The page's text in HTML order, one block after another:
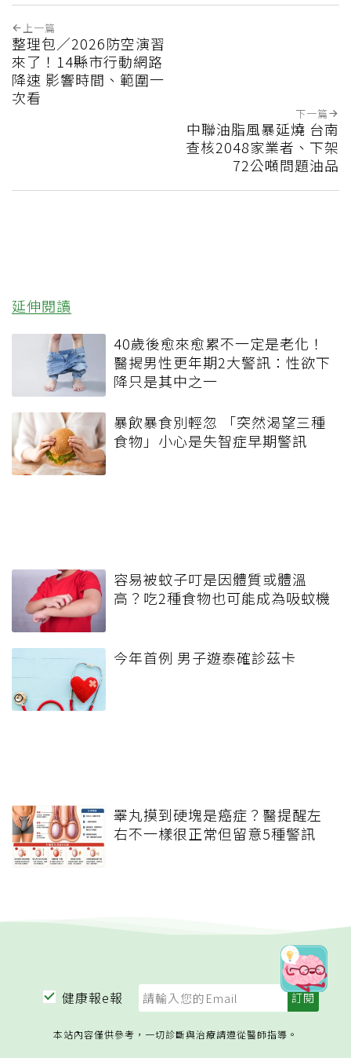
上一篇
整理包／2026防空演習
來了！14縣市行動網路
降速 影響時間、範圍一
次看
下一篇
中聯油脂風暴延燒 台南
查核2048家業者、下架
72公噸問題油品
延伸閱讀
40歲後愈來愈累不一定是老化！
醫揭男性更年期2大警訊：性欲下
降只是其中之一
暴飲暴食別輕忽 「突然渴望三種
食物」小心是失智症早期警訊
容易被蚊子叮是因體質或體溫
高？吃2種食物也可能成為吸蚊機
今年首例 男子遊泰確診茲卡
睪丸摸到硬塊是癌症？醫提醒左
右不一樣很正常但留意5種警訊
健康報e報
本站內容僅供參考，一切診斷與治療請遵從醫師指導。